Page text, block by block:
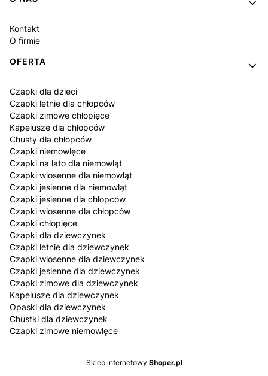
Kontakt
O firmie
OFERTA
Czapki dla dzieci
Czapki letnie dla chłopców
Czapki zimowe chłopięce
Kapelusze dla chłopców
Chusty dla chłopców
Czapki niemowlęce
Czapki na lato dla niemowląt
Czapki wiosenne dla niemowląt
Czapki jesienne dla niemowląt
Czapki jesienne dla chłopców
Czapki wiosenne dla chłopców
Czapki chłopięce
Czapki dla dziewczynek
Czapki letnie dla dziewczynek
Czapki wiosenne dla dziewczynek
Czapki jesienne dla dziewczynek
Czapki zimowe dla dziewczynek
Kapelusze dla dziewczynek
Opaski dla dziewczynek
Chustki dla dziewczynek
Czapki zimowe niemowlęce
Sklep internetowy Shoper.pl